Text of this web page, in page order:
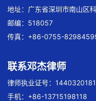
地址：广东省深圳市南山区
邮编：518057
传真：+86-0755-
联系邓杰律师
律师执业证号：
手机：+86-13715198118